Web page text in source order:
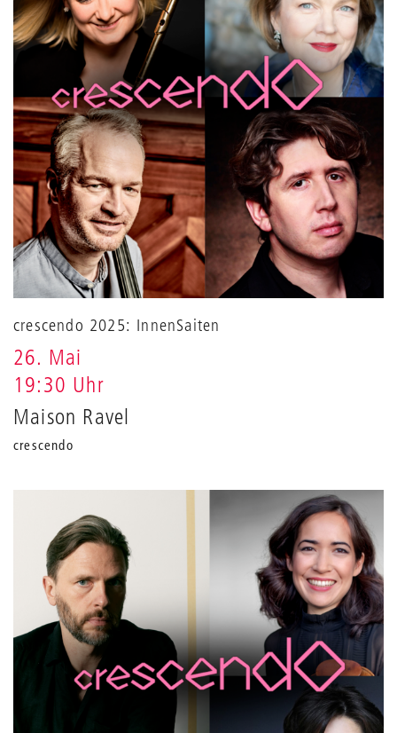
crescendo 2025: InnenSaiten
26. Mai
19:30 Uhr
Maison Ravel
crescendo